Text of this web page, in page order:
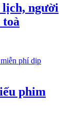
lịch, người
phim